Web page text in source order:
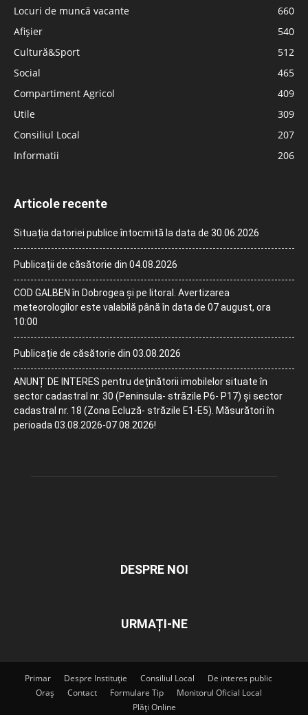
Locuri de muncă vacante
660
Afișier
540
Cultură&Sport
512
Social
465
Compartiment Agricol
409
Utile
309
Consiliul Local
207
Informatii
206
Articole recente
Situația datoriei publice întocmită la data de 30.06.2026
Publicații de căsătorie din 04.08.2026
COD GALBEN în Dobrogea și pe litoral. Avertizarea
meteorologilor este valabilă până în data de 07 august, ora
10:00
Publicație de căsătorie din 03.08.2026
ANUNȚ DE INTERES pentru deținătorii imobilelor situate în
sector cadastral nr. 30 (Peninsula- străzile P6- P17) și sector
cadastral nr. 18 (Zona Ecluză- străzile E1-E5). Măsurători în
perioada 03.08.2026-07.08.2026!
DESPRE NOI
URMAȚI-NE
Primar Despre Instituție Consiliul Local
De interes public
Oraș
Contact Formulare Tip
Monitorul Oficial Local
Plăți Online